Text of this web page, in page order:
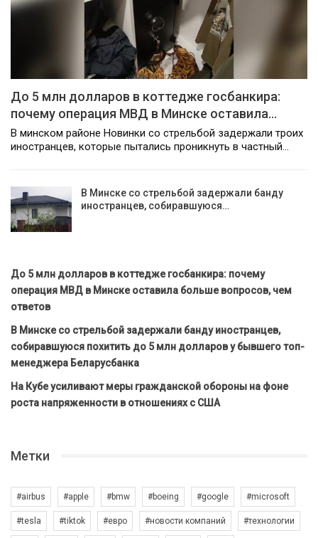
До 5 млн долларов в коттедже госбанкира:
почему операция МВД в Минске оставила…
В минском районе Новинки со стрельбой задержали троих
иностранцев, которые пытались проникнуть в частный…
В Минске со стрельбой задержали банду
иностранцев, собиравшуюся…
До 5 млн долларов в коттедже госбанкира: почему
операция МВД в Минске оставила больше вопросов, чем
ответов
В Минске со стрельбой задержали банду иностранцев,
собиравшуюся похитить до 5 млн долларов у бывшего топ-
менеджера Беларусбанка
На Кубе усиливают меры гражданской обороны на фоне
роста напряженности в отношениях с США
Метки
#airbus #apple #bmw #boeing #google #microsoft
#tesla #tiktok #евро #новости компаний #технологии